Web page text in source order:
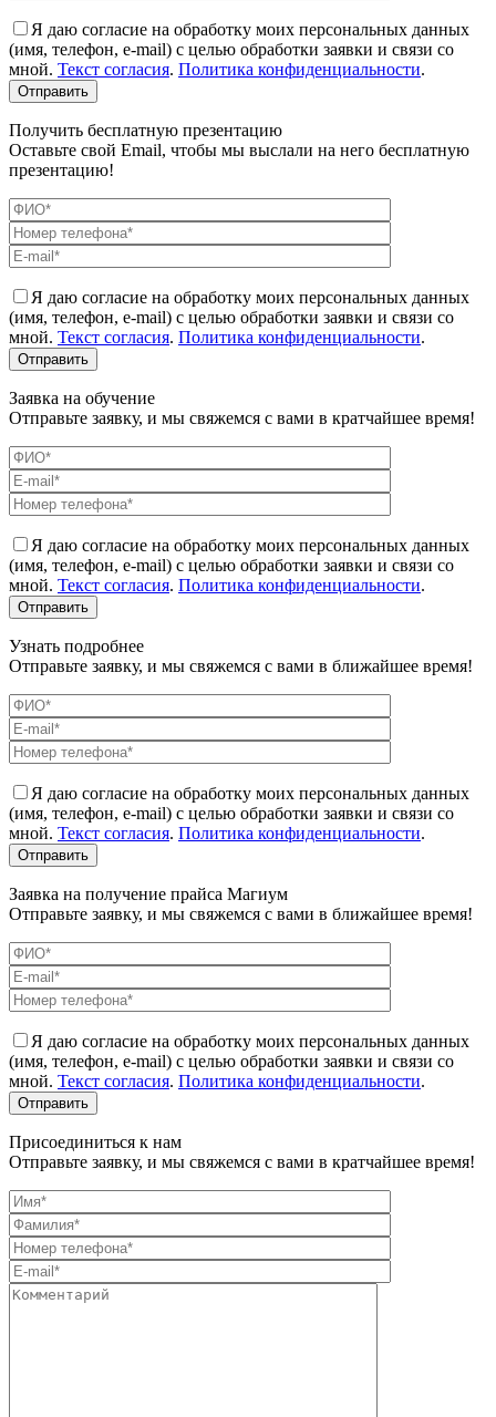
Я даю согласие на обработку моих персональных данных
(имя, телефон, e-mail) с целью обработки заявки и связи со
мной. Текст согласия. Политика конфиденциальности.
Получить бесплатную презентацию
Оставьте свой Email, чтобы мы выслали на него бесплатную
презентацию!
Я даю согласие на обработку моих персональных данных
(имя, телефон, e-mail) с целью обработки заявки и связи со
мной. Текст согласия. Политика конфиденциальности.
Заявка на обучение
Отправьте заявку, и мы свяжемся с вами в кратчайшее время!
Я даю согласие на обработку моих персональных данных
(имя, телефон, e-mail) с целью обработки заявки и связи со
мной. Текст согласия. Политика конфиденциальности.
Узнать подробнее
Отправьте заявку, и мы свяжемся с вами в ближайшее время!
Я даю согласие на обработку моих персональных данных
(имя, телефон, e-mail) с целью обработки заявки и связи со
мной. Текст согласия. Политика конфиденциальности.
Заявка на получение прайса Магиум
Отправьте заявку, и мы свяжемся с вами в ближайшее время!
Я даю согласие на обработку моих персональных данных
(имя, телефон, e-mail) с целью обработки заявки и связи со
мной. Текст согласия. Политика конфиденциальности.
Присоединиться к нам
Отправьте заявку, и мы свяжемся с вами в кратчайшее время!